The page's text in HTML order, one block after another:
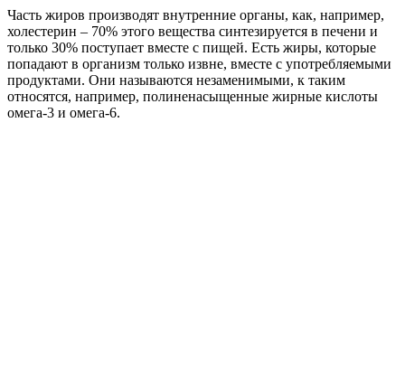
Часть жиров производят внутренние органы, как, например,
холестерин – 70% этого вещества синтезируется в печени и
только 30% поступает вместе с пищей. Есть жиры, которые
попадают в организм только извне, вместе с употребляемыми
продуктами. Они называются незаменимыми, к таким
относятся, например, полиненасыщенные жирные кислоты
омега-3 и омега-6.